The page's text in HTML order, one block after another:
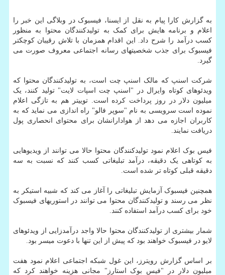
به گزارش کارا پیام به نقل از ایسنا، فیسبوک در وبلاگی این خبر را
اعلام و برنامه هایش برای کمک به تولیدکنندگان محتوا به منظور
کسب درآمد را شرح داد. این اقدام همزمان با تلاش رقیبان کوچکتر
فیسبوک برای جذب شخصیتهای رسانه اجتماعی معروف صورت می
گیرد.
شرکت اسنپ که مالک اسنپ چت است، به تولیدکنندگان محتوا که
ویدئوهای کوتاه وایرال در "اسنپ چت اسپات لایت" تولید کنند، یک
میلیون دلار در روز پرداخت کرده است. توییتر هم به تازگی اعلام
نموده است سرویسی به نام "سوپر فالو" راه اندازی می نماید که به
کاربران اجازه می دهد از هوادارانشان برای محتوای انحصاری پول
دریافت نمایند.
فیس بوک اعلام نمود تولیدکنندگان محتوا حالا می توانند از ویدیوهایی
به کوتاهی یک دقیقه، درآمد تبلیغاتی کسب کنند که نسبت به سه
دقیقه قبلی کوتاه تر شده است.
همچنین فیسبوک آزمایش تبلیغاتی را آغاز می کند که شبیه استیکر به
نظر می رسند و تولیدکنندگان محتوا می توانند در استوریهای فیسبوک
خود برای کسب درآمد استفاده کنند.
شمار بیشتری از تولیدکنندگان محتوا حالا واجد درآمدزایی از ویدئوهای
لایو در فیسبوک خواهند بود که پیش از این تنها با دعوت میسر بود.
بر اساس گزارش رویترز، این غول شبکه اجتماعی اعلام نمود هفت
میلیون دلار در "فیس بوک استارز" مجانی هزینه خواهند کرد که